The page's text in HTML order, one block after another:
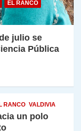
EL RANCO
julio se
Pública
RANCO VALDIVIA
un polo